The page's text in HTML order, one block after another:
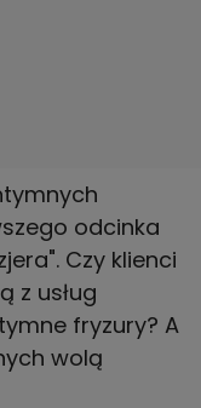
odcinka
Czy klienci
z usług
fryzury? A
wolą